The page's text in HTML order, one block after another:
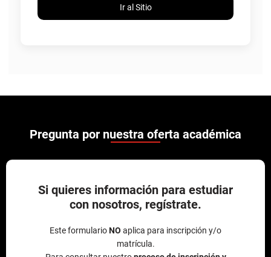
Ir al Sitio
Pregunta por nuestra oferta académica
Si quieres información para estudiar
con nosotros, regístrate.
Este formularioNO aplica para inscripción y/o
matrícula.